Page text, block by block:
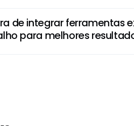
de busca, destacando
consultas eficazes. Revisar
de integrar ferramentas
para melhores
em várias plataformas e um
dentro de sua organização.